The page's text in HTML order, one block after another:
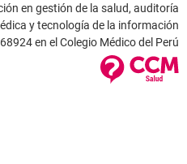
en gestión de la salud, auditoría
y tecnología de la información
en el Colegio Médico del Perú